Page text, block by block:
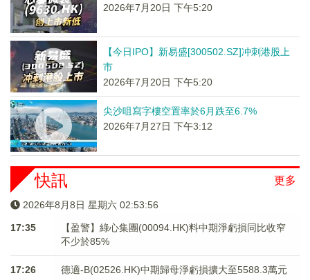
2026年7月20日 下午5:20
【今日IPO】新易盛[300502.SZ]冲刺港股上
市
2026年7月20日 下午5:20
尖沙咀寫字樓空置率於6月跌至6.7%
2026年7月27日 下午3:12
更多
快訊
2026年8月8日 星期六 02:53:56
17:35
【盈警】綠心集團(00094.HK)料中期淨虧損同比收窄
不少於85%
17:26 德適-B(02526.HK)中期歸母淨虧損擴大至5588.3萬元